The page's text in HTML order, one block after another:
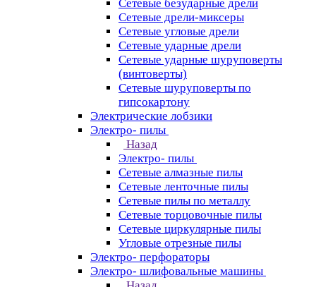
Сетевые безударные дрели
Сетевые дрели-миксеры
Сетевые угловые дрели
Сетевые ударные дрели
Сетевые ударные шуруповерты
(винтоверты)
Сетевые шуруповерты по
гипсокартону
Электрические лобзики
Электро- пилы
Назад
Электро- пилы
Сетевые алмазные пилы
Сетевые ленточные пилы
Сетевые пилы по металлу
Сетевые торцовочные пилы
Сетевые циркулярные пилы
Угловые отрезные пилы
Электро- перфораторы
Электро- шлифовальные машины